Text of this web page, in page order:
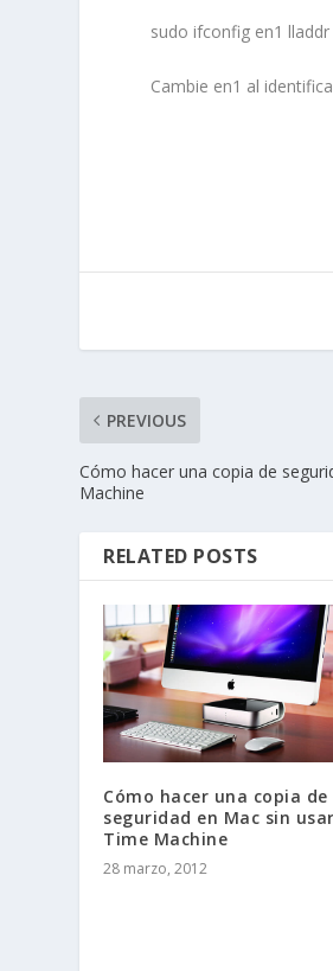
sudo ifconfig en1 lladdr
Cambie en1 al
PREVIOUS
Cómo hacer una copia de
Machine
RELATED POSTS
Cómo hacer una copia de
seguridad en Mac sin usar
Time Machine
28 marzo, 2012